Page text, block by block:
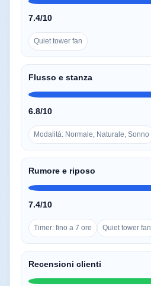
7.4/10
Quiet tower fan
Flusso e stanza
6.8/10
Modalità: Normale, Naturale, Sonno
Rumore e riposo
7.4/10
Timer: fino a 7 ore Quiet tower fan
Recensioni clienti